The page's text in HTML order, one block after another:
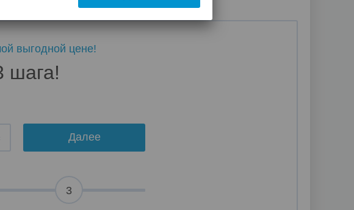
выгодной цене!
шага!
Далее
3